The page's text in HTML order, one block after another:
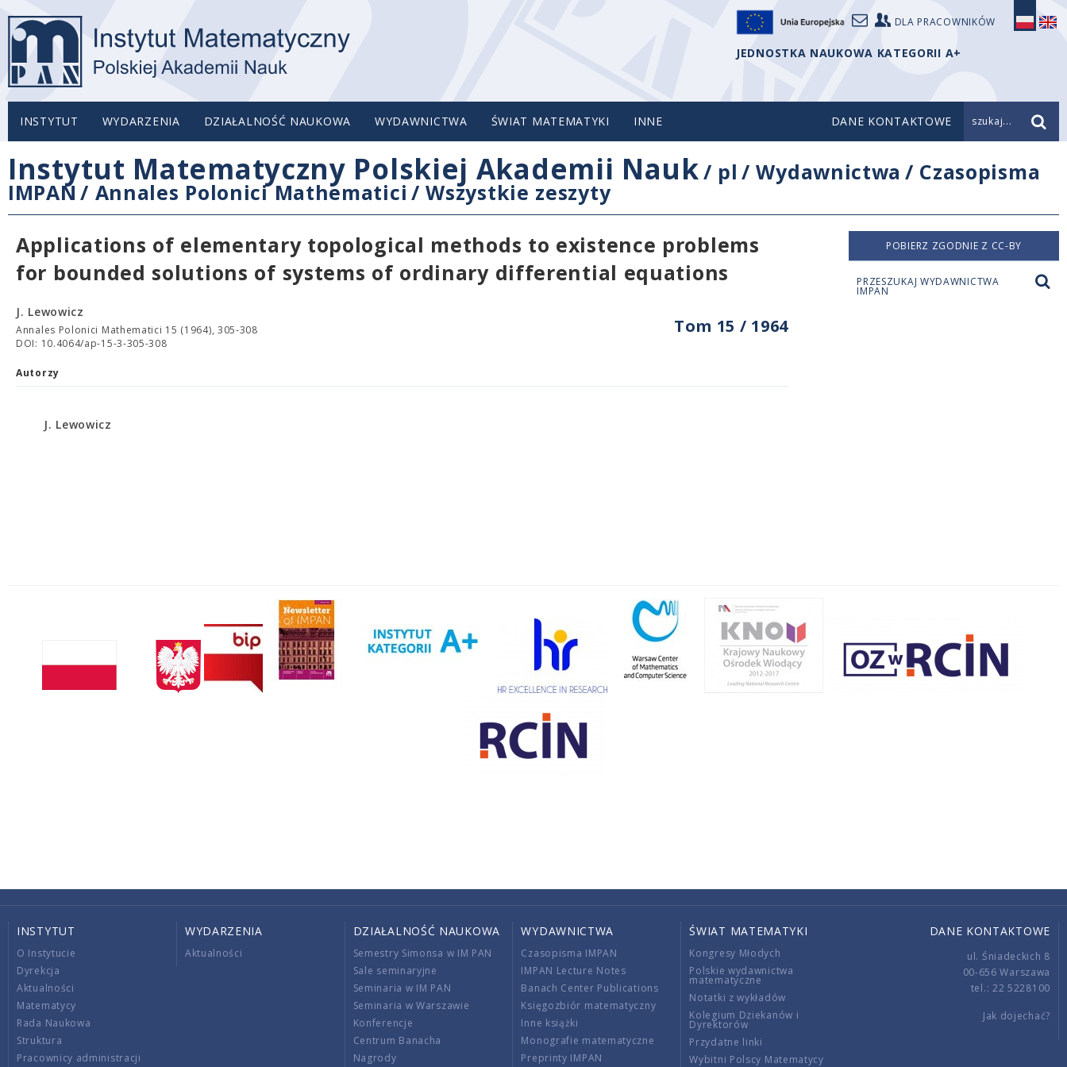
DLA PRACOWNIKÓW
JEDNOSTKA NAUKOWA KATEGORII A+
INSTYTUT WYDARZENIA DZIAŁALNOŚĆ NAUKOWA WYDAWNICTWA ŚWIAT MATEMATYKI INNE DANE KONTAKTOWE szukaj...
Instytut Matematyczny Polskiej Akademii Nauk/ pl /Wydawnictwa / Czasopisma
IMPAN / Annales Polonici Mathematici /Wszystkie zeszyty
Applications of elementary topological methods to existence problems
for bounded solutions of systems of ordinary differential equations
Tom 15 / 1964
J. Lewowicz
Annales Polonici Mathematici 15 (1964), 305-308
DOI: 10.4064/ap-15-3-305-308
Autorzy
J. Lewowicz
POBIERZ ZGODNIE Z CC-BY
PRZESZUKAJ WYDAWNICTWA
IMPAN
INSTYTUT
O Instytucie
Dyrekcja
Aktualności
Matematycy
Rada Naukowa
Struktura
Pracownicy administracji
WYDARZENIA
Aktualności
DZIAŁALNOŚĆ NAUKOWA
Semestry Simonsa w IM PAN
Sale seminaryjne
Seminaria w IM PAN
Seminaria w Warszawie
Konferencje
Centrum Banacha
Nagrody
WYDAWNICTWA
Czasopisma IMPAN
IMPAN Lecture Notes
Banach Center Publications
Księgozbiór matematyczny
Inne książki
Monografie matematyczne
Preprinty IMPAN
ŚWIAT MATEMATYKI
Kongresy Młodych
Polskie wydawnictwa
matematyczne
Notatki z wykładów
Kolegium Dziekanów i
Dyrektorów
Przydatne linki
Wybitni Polscy Matematycy
DANE KONTAKTOWE
ul. Śniadeckich 8
00-656 Warszawa
tel.: 22 5228100
Jak dojechać?